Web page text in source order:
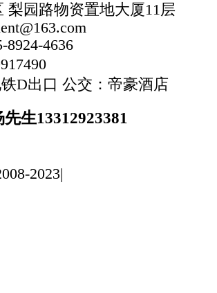
梨园路物资置地大厦11层
8924-4636
D出口 公交：帝豪酒店
先生13312923381
2023|